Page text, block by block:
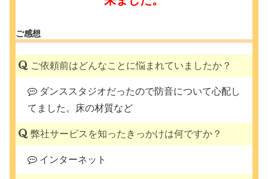
ご感想
ご依頼前はどんなことに悩まれていましたか？
ダンススタジオだったので防音について心配し
てました。床の材質など
弊社サービスを知ったきっかけは何ですか？
インターネット